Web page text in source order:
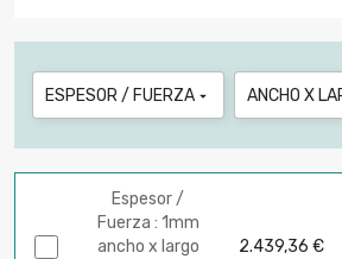
ESPESOR / FUERZA  ANCHO X
Espesor /
Fuerza : 1mm
ancho x largo
2.439,36 €